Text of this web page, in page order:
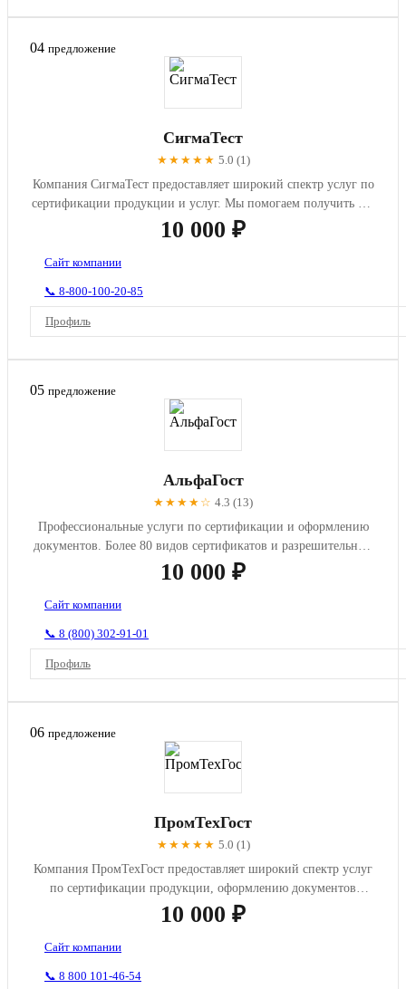
04 предложение
СигмаТест
★★★★★ 5.0 (1)
Компания СигмаТест предоставляет широкий спектр услуг по
сертификации продукции и услуг. Мы помогаем получить все
необхо...
10 000 ₽
Сайт компании
📞 8-800-100-20-85
Профиль
05 предложение
АльфаГост
★★★★☆ 4.3 (13)
Профессиональные услуги по сертификации и оформлению
документов. Более 80 видов сертификатов и разрешительных
документов...
10 000 ₽
Сайт компании
📞 8 (800) 302-91-01
Профиль
06 предложение
ПромТехГост
★★★★★ 5.0 (1)
Компания ПромТехГост предоставляет широкий спектр услуг
по сертификации продукции, оформлению документов
соответствия, р...
10 000 ₽
Сайт компании
📞 8 800 101-46-54